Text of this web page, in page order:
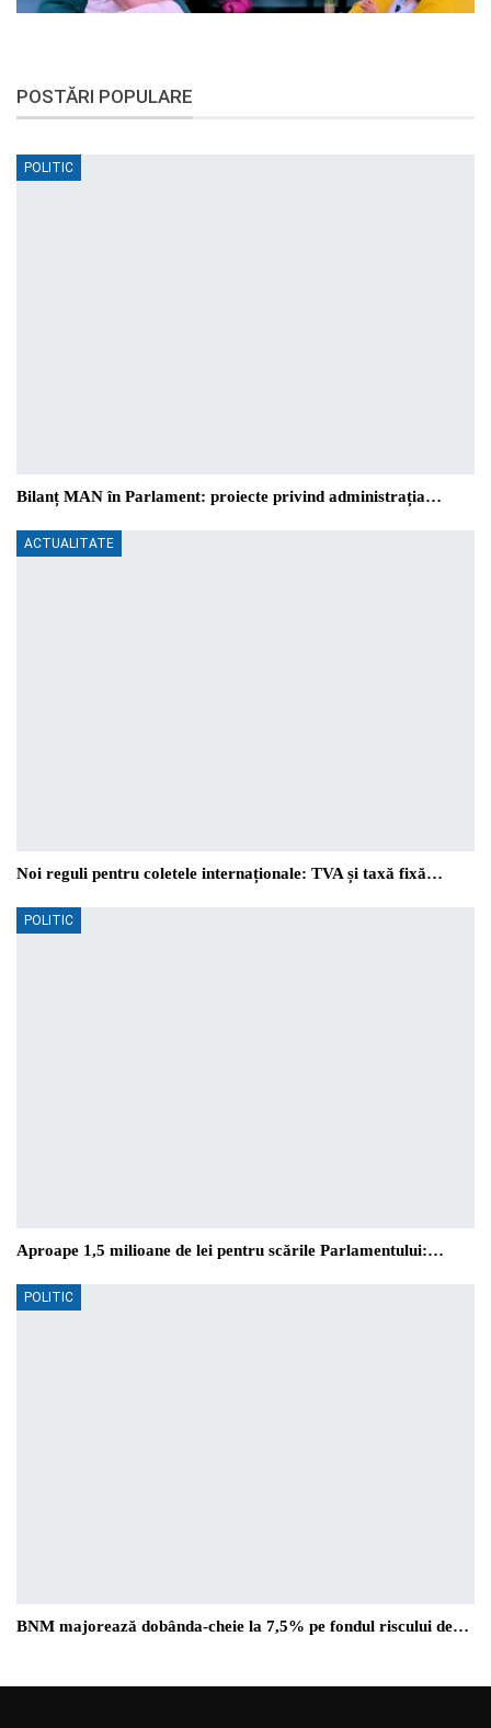
POSTĂRI POPULARE
POLITIC
Bilanț MAN în Parlament: proiecte privind administrația…
ACTUALITATE
Noi reguli pentru coletele internaționale: TVA și taxă fixă…
POLITIC
Aproape 1,5 milioane de lei pentru scările Parlamentului:…
POLITIC
BNM majorează dobânda-cheie la 7,5% pe fondul riscului de…